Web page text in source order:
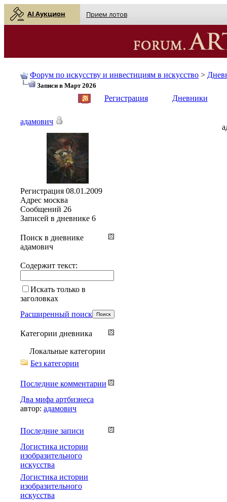
AI Аукцион Прием лотов
Форум по искусству и инвестициям в искусство >
Записи в Март 2026
Регистрация Дневники
адамович
Регистрация 08.01.2009
Адрес москва
Сообщений 26
Записей в дневнике 6
Поиск в дневнике
адамович
Содержит текст:
Искать только в
заголовках
Расширенный поиск
Категории дневника
Локальные категории
Без категории
Последние комментарии
Два мифа артбизнеса
автор: адамович
Последние записи
Логистика истории
изобразительного
искусства
Логистика истории
изобразительного
искусства